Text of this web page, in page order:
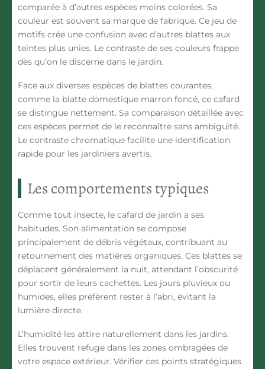
comparée à d’autres espèces moins colorées. Sa
couleur est souvent sa marque de fabrique. Ce jeu de
motifs crée une confusion avec d’autres blattes aux
teintes plus unies. Le contraste de ses couleurs frappe
dès qu’on le discerne dans le jardin.
Face aux diverses espèces de blattes courantes,
comme la blatte domestique marron foncé, ce cafard
se distingue nettement. Sa comparaison détaillée avec
ces espèces permet de le reconnaître sans ambiguïté.
Le contraste chromatique facilite une identification
rapide pour les jardiniers avertis.
Les comportements typiques
Comme tout insecte, le cafard de jardin a ses
habitudes. Son alimentation se compose
principalement de débris végétaux, contribuant au
retournement des matières organiques. Ces blattes se
déplacent généralement la nuit, attendant l’obscurité
pour sortir de leurs cachettes. Les jours pluvieux ou
humides, elles préfèrent rester à l’abri, évitant la
lumière directe.
L’humidité les attire naturellement dans les jardins.
Elles trouvent refuge dans les zones ombragées de
votre espace extérieur. Vérifier ces points stratégiques